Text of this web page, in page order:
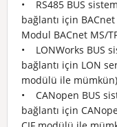
• RS485 BUS
bağlantı için
Modul BACnet MS/
• LONWorks BUS
bağlantı için LON
modülü ile
• CANopen BUS
bağlantı için